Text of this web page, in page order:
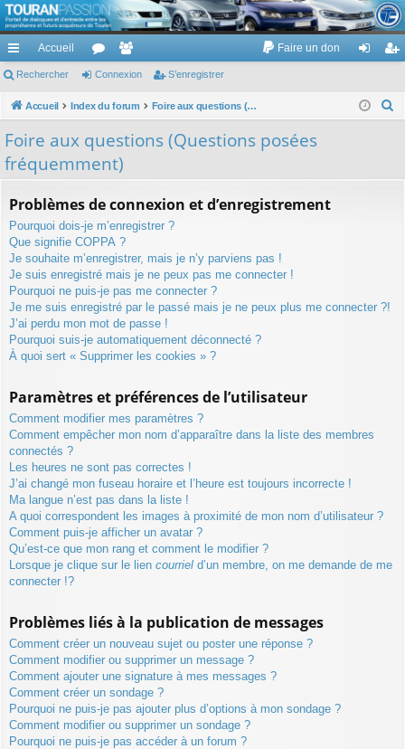
TouranPassion
Le forum des propriétaires ou futurs acquéreurs du Volkswagen Touran
cc
ès
pi
Accueil
or
u
e
m
es
Faire un don
ne nr
Rechercher Connexion S’enregistrer
Accueil Index du forum Foire aux questions (Questions posées fréquemment)
Foire aux questions (Questions posées
fréquemment)
Problèmes de connexion et d’enregistrement
Pourquoi dois-je m’enregistrer ?
Que signifie COPPA ?
Je souhaite m’enregistrer, mais je n’y parviens pas !
Je suis enregistré mais je ne peux pas me connecter !
Pourquoi ne puis-je pas me connecter ?
Je me suis enregistré par le passé mais je ne peux plus me connecter ?!
J’ai perdu mon mot de passe !
Pourquoi suis-je automatiquement déconnecté ?
À quoi sert « Supprimer les cookies » ?
Paramètres et préférences de l’utilisateur
Comment modifier mes paramètres ?
Comment empêcher mon nom d’apparaître dans la liste des membres
connectés ?
Les heures ne sont pas correctes !
J’ai changé mon fuseau horaire et l’heure est toujours incorrecte !
Ma langue n’est pas dans la liste !
A quoi correspondent les images à proximité de mon nom d’utilisateur ?
Comment puis-je afficher un avatar ?
Qu’est-ce que mon rang et comment le modifier ?
Lorsque je clique sur le lien courriel d’un membre, on me demande de me
connecter !?
Problèmes liés à la publication de messages
Comment créer un nouveau sujet ou poster une réponse ?
Comment modifier ou supprimer un message ?
Comment ajouter une signature à mes messages ?
Comment créer un sondage ?
Pourquoi ne puis-je pas ajouter plus d’options à mon sondage ?
Comment modifier ou supprimer un sondage ?
Pourquoi ne puis-je pas accéder à un forum ?